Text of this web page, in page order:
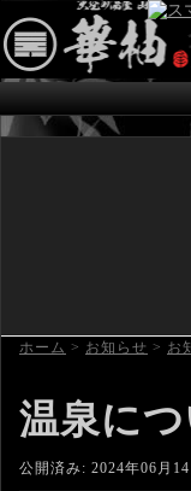
ホーム > お知らせ > お
温泉に
公開済み: 2024年06月14